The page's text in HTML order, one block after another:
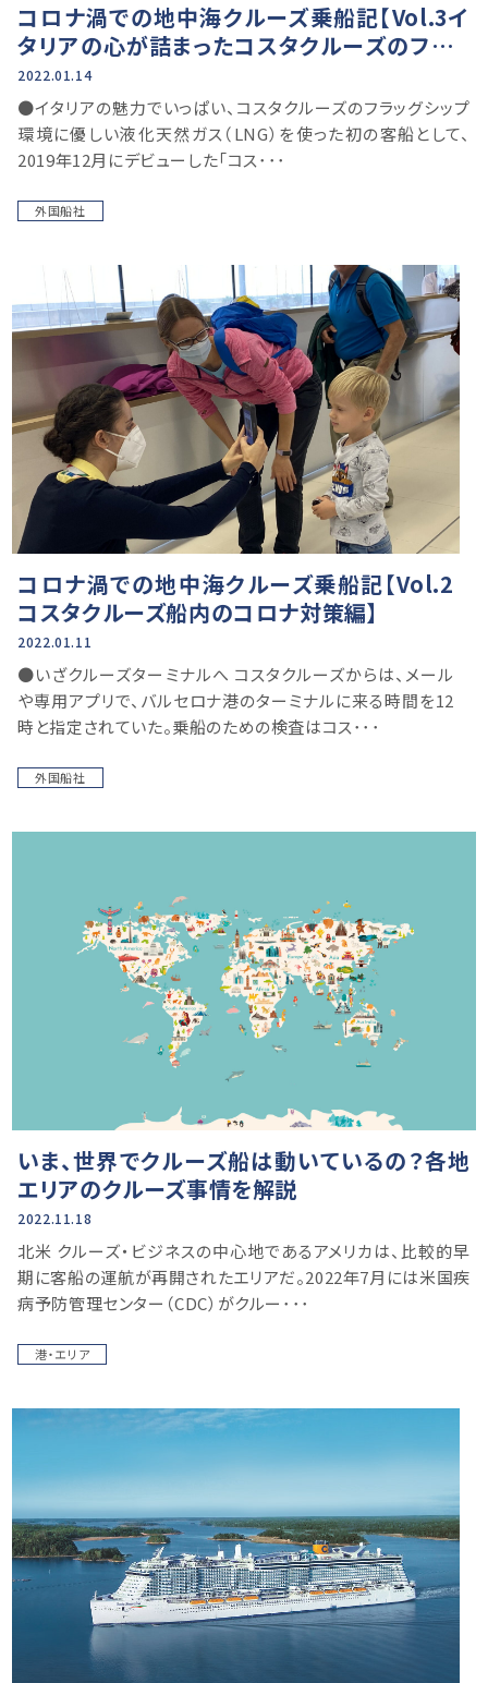
コロナ渦での地中海クルーズ乗船記【Vol.3イ
タリアの心が詰まったコスタクルーズのフラッ
グシップ編】
2022.01.14
●イタリアの魅力でいっぱい、コスタクルーズのフラッグシップ
環境に優しい液化天然ガス（LNG）を使った初の客船として、
2019年12月にデビューした「コス･･･
外国船社
コロナ渦での地中海クルーズ乗船記【Vol.2
コスタクルーズ船内のコロナ対策編】
2022.01.11
●いざクルーズターミナルへ コスタクルーズからは、メール
や専用アプリで、バルセロナ港のターミナルに来る時間を12
時と指定されていた。乗船のための検査はコス･･･
外国船社
いま、世界でクルーズ船は動いているの？各地
エリアのクルーズ事情を解説
2022.11.18
北米 クルーズ・ビジネスの中心地であるアメリカは、比較的早
期に客船の運航が再開されたエリアだ。2022年7月には米国疾
病予防管理センター（CDC）がクルー･･･
港・エリア